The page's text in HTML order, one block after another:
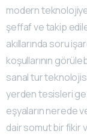
modern
şeffaf ve takip
akıllarında soru
koşullarının
sanal tur teknolojisi
yerden tesisleri
eşyaların nerede
dair somut bir fikir